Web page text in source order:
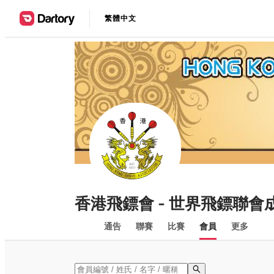
繁體中文
香港飛鏢會 - 世界飛鏢聯會
通告 聯賽 比賽 會員 更多